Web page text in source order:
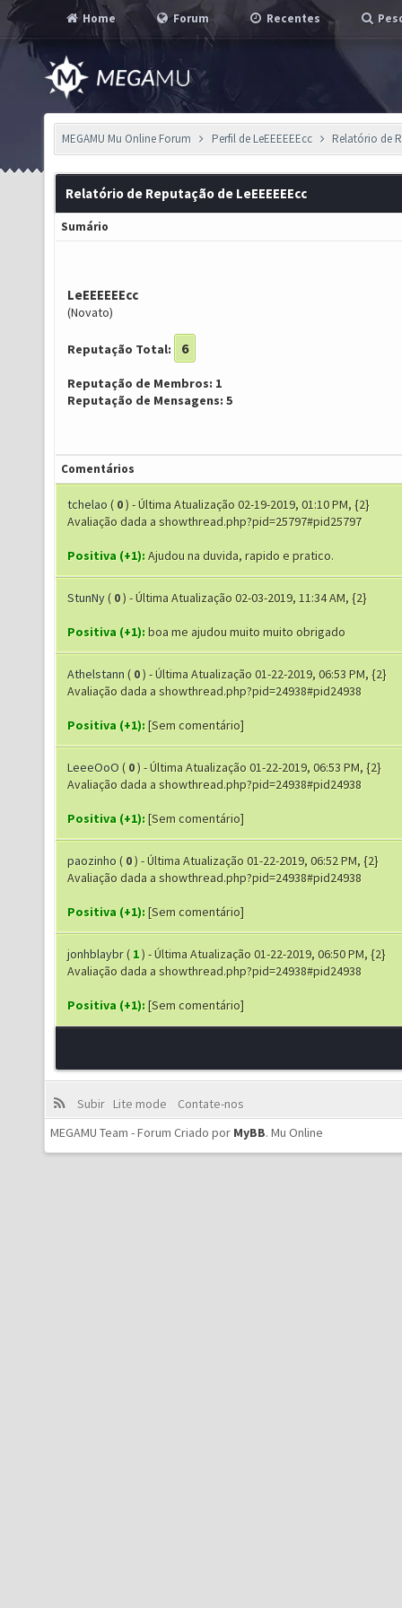
Home Forum Recentes
MEGAMU Mu Online Forum Perfil de LeEEEEEEcc Relatório de
Relatório de Reputação de LeEEEEEEcc
Sumário
LeEEEEEEcc
(Novato)
Reputação Total: 6
Reputação de Membros: 1
Reputação de Mensagens: 5
Comentários
tchelao ( 0) - Última Atualização 02-19-2019, 01:10 PM, {2}
Avaliação dada a showthread.php?pid=25797#pid25797
Positiva (+1): Ajudou na duvida, rapido e pratico.
StunNy( 0) - Última Atualização 02-03-2019, 11:34 AM, {2}
Positiva (+1): boa me ajudou muito muito obrigado
Athelstann ( 0) - Última Atualização 01-22-2019, 06:53 PM, {2}
Avaliação dada a showthread.php?pid=24938#pid24938
Positiva (+1): [Sem comentário]
LeeeOoO ( 0) - Última Atualização 01-22-2019, 06:53 PM, {2}
Avaliação dada a showthread.php?pid=24938#pid24938
Positiva (+1): [Sem comentário]
paozinho ( 0) - Última Atualização 01-22-2019, 06:52 PM, {2}
Avaliação dada a showthread.php?pid=24938#pid24938
Positiva (+1): [Sem comentário]
jonhblaybr( 1) - Última Atualização 01-22-2019, 06:50 PM, {2}
Avaliação dada a showthread.php?pid=24938#pid24938
Positiva (+1): [Sem comentário]
Subir Lite mode
Contate-nos
MEGAMU Team - Forum Criado por MyBB. Mu Online